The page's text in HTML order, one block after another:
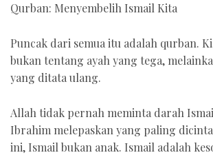
Qurban: Menyembelih Ismail Kita
Puncak dari semua itu adalah qurban.
bukan tentang ayah yang tega,
yang ditata ulang.
Allah tidak pernah meminta darah
Ibrahim melepaskan yang paling
ini, Ismail bukan anak. Ismail adalah